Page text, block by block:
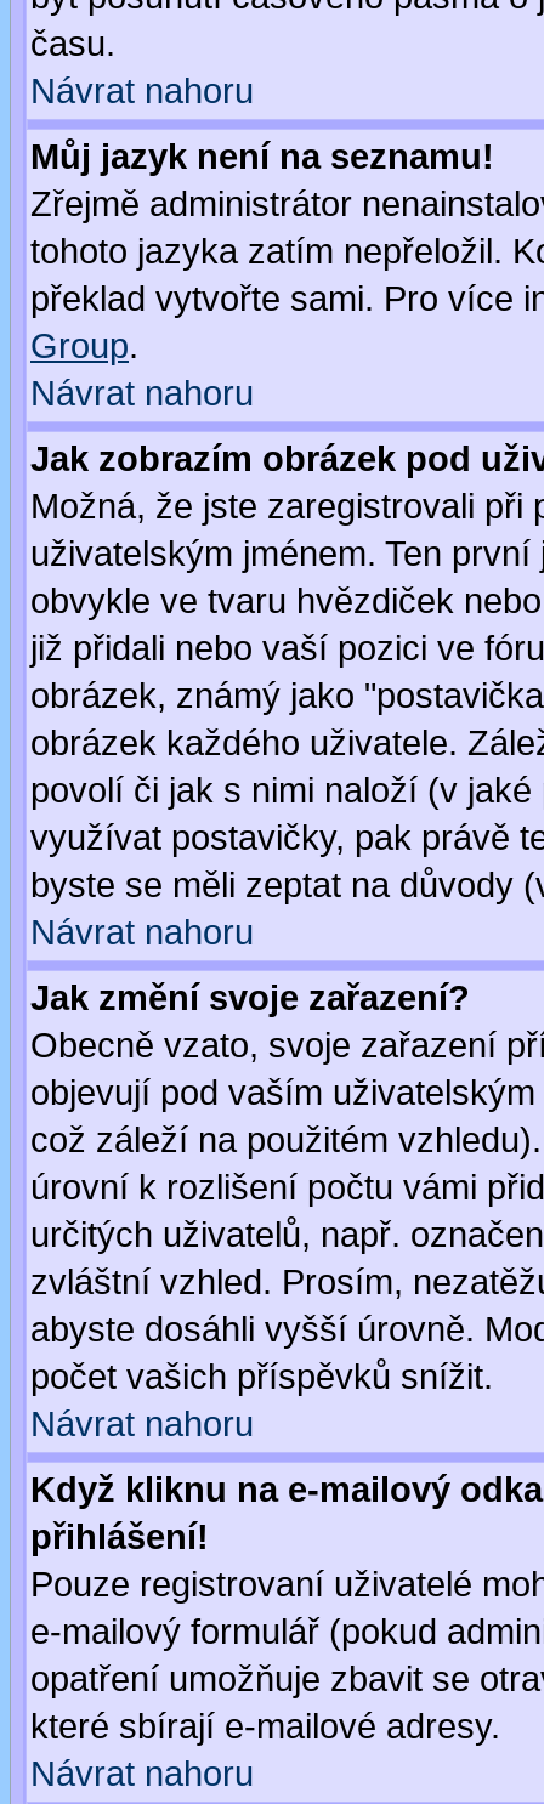
času.
Návrat nahoru
Můj jazyk není na seznamu!
Zřejmě administrátor
tohoto jazyka zatím nepřeložil.
překlad vytvořte sami. Pro více
Group.
Návrat nahoru
Jak zobrazím obrázek pod
Možná, že jste zaregistrovali
uživatelským jménem. Ten
obvykle ve tvaru hvězdiček
již přidali nebo vaší pozici ve
obrázek, známý jako
obrázek každého uživatele.
povolí či jak s nimi naloží (v
využívat postavičky, pak právě
byste se měli zeptat na důvody
Návrat nahoru
Jak změní svoje zařazení?
Obecně vzato, svoje zařazení
objevují pod vaším
což záleží na použitém
úrovní k rozlišení počtu vámi
určitých uživatelů, např.
zvláštní vzhled. Prosím,
abyste dosáhli vyšší úrovně.
počet vašich příspěvků snížit.
Návrat nahoru
Když kliknu na e-mailový
přihlášení!
Pouze registrovaní uživatelé
e-mailový formulář (pokud
opatření umožňuje zbavit se
které sbírají e-mailové adresy.
Návrat nahoru